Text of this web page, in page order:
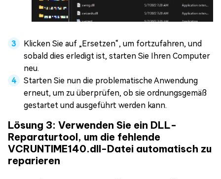
Klicken Sie auf „Ersetzen“, um fortzufahren, und
sobald dies erledigt ist, starten Sie Ihren Computer
neu.
Starten Sie nun die problematische Anwendung
erneut, um zu überprüfen, ob sie ordnungsgemäß
gestartet und ausgeführt werden kann.
Lösung 3: Verwenden Sie ein DLL-
Reparaturtool, um die fehlende
VCRUNTIME140.dll-Datei automatisch zu
reparieren